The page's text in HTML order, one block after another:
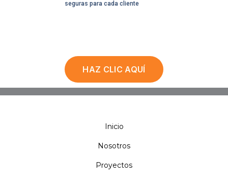
seguras para cada cliente
HAZ CLIC AQUÍ
Inicio
Nosotros
Proyectos